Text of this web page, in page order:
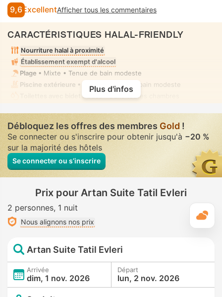
9,6 ExcellentAfficher tous les commentaires
CARACTÉRISTIQUES HALAL-FRIENDLY
Nourriture halal à proximité
Établissement exempt d'alcool
Plage • Mixte • Tenue de bain modeste
Piscine extérieure • Mixte • Tenue de bain modeste
Toilettes avec bidet à buse
• Dans toutes chambres
Plus d'infos
Débloquez les offres des membres Gold !
Se connecter ou s'inscrire pour obtenir jusqu'à −20 %
sur la majorité des hôtels
Se connecter ou s’inscrire
Prix pour Artan Suite Tatil Evleri
2 personnes 1 nuit
Nous alignons nos prix
Artan Suite Tatil Evleri
Arrivée
dim, 1 nov. 2026
Départ
lun, 2 nov. 2026